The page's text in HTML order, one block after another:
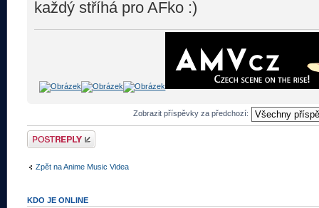
každý stříhá pro AFko :)
Zobrazit příspěvky za předchozí:
Odeslat odpověď
Zpět na Anime Music Videa
KDO JE ONLINE